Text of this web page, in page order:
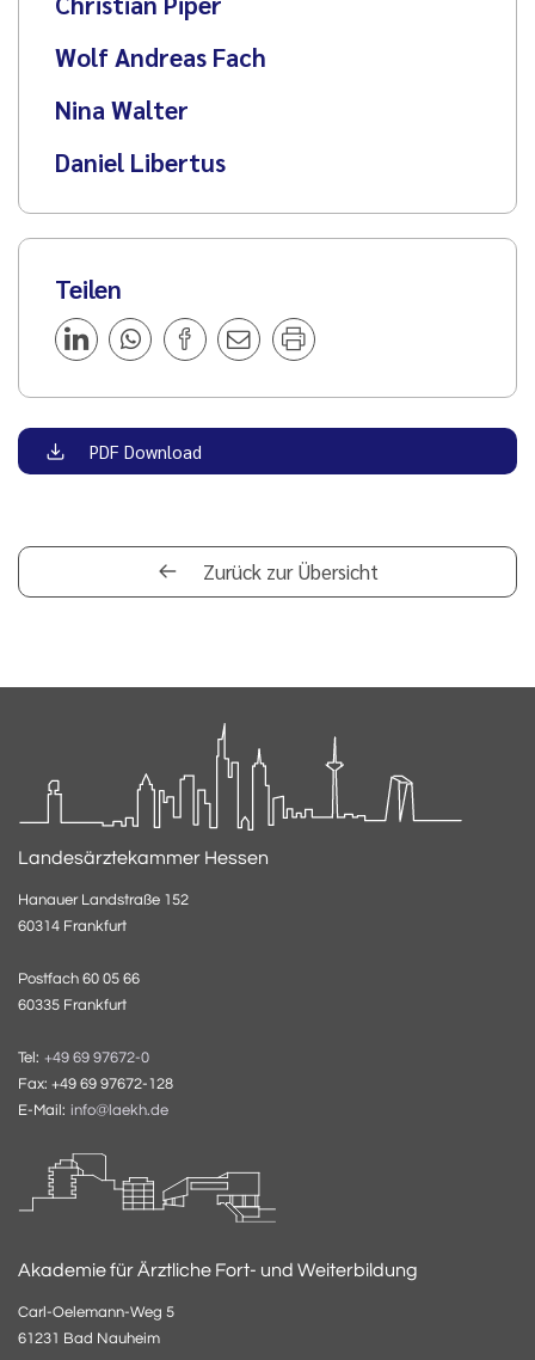
Wolf Andreas Fach
Nina Walter
Daniel Libertus
Teilen
PDF Download
Zurück zur Übersicht
Landesärztekammer Hessen
Hanauer Landstraße 152
60314 Frankfurt
Postfach 60 05 66
60335 Frankfurt
Tel: +49 69 97672-0
Fax: +49 69 97672-128
E-Mail: info@laekh.de
Akademie für Ärztliche Fort- und Weiterbildung
Carl-Oelemann-Weg 5
61231 Bad Nauheim